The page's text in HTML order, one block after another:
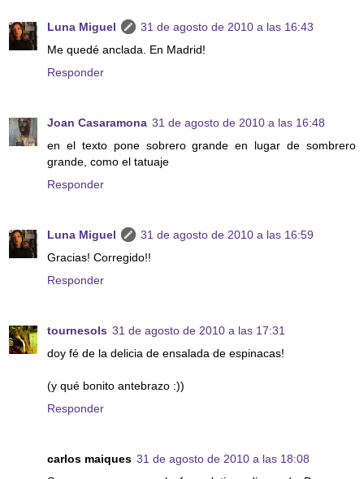
Luna Miguel
31 de agosto de 2010 a las 16:43
Me quedé anclada. En Madrid!
Responder
Joan Casaramona 31 de agosto de 2010 a las 16:48
en el texto pone sobrero grande en lugar de sombrero
grande, como el tatuaje
Responder
Luna Miguel
31 de agosto de 2010 a las 16:59
Gracias! Corregido!!
Responder
tournesols 31 de agosto de 2010 a las 17:31
doy fé de la delicia de ensalada de espinacas!
(y qué bonito antebrazo :))
Responder
carlos maiques 31 de agosto de 2010 a las 18:08